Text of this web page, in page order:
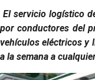
El servicio logístico
por conductores del
vehículos eléctricos y
a la semana a